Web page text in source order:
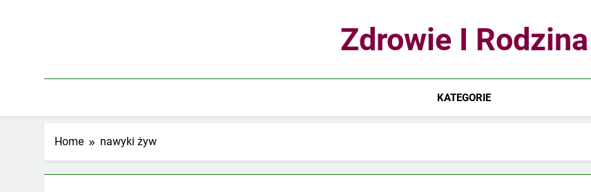
Zdrowie I Rodzina
KATEGORIE
Home nawyki żyw